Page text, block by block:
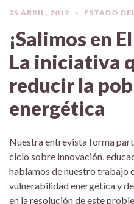
25 ABRIL, 2019 ESTADO
¡Salimos en
La iniciativa
reducir la
energética
Nuestra entrevista forma
ciclo sobre innovación,
hablamos de nuestro trabajo
vulnerabilidad energética y
en la resolución de este